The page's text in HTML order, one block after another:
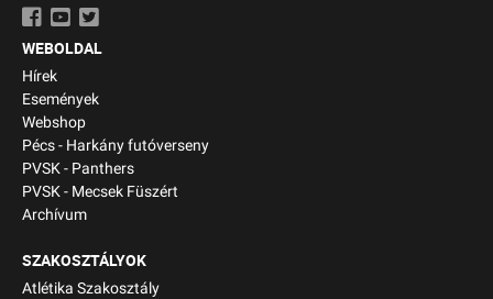
WEBOLDAL
Hírek
Események
Webshop
Pécs - Harkány futóverseny
PVSK - Panthers
PVSK - Mecsek Füszért
Archívum
SZAKOSZTÁLYOK
Atlétika Szakosztály